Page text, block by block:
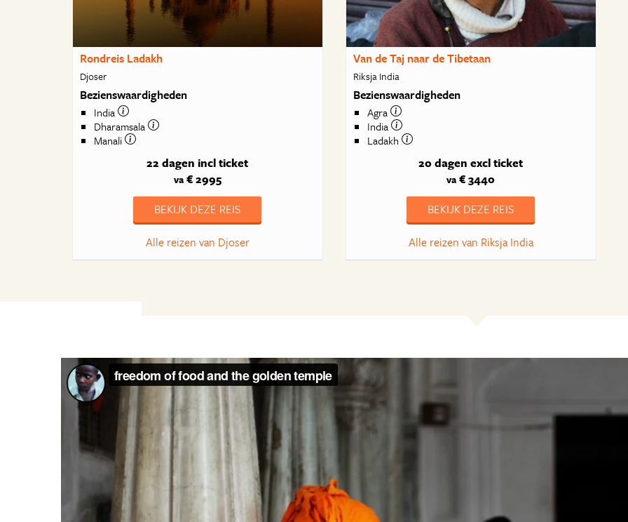
Rondreis Ladakh
Djoser
Bezienswaardigheden
India
Dharamsala
Manali
22 dagen incl ticket
va€ 2995
BEKIJK DEZE REIS
Alle reizen van Djoser
Van de Taj naar de Tibetaan
Riksja India
Bezienswaardigheden
Agra
India
Ladakh
20 dagen excl ticket
va € 3440
BEKIJK DEZE REIS
Alle reizen van Riksja India